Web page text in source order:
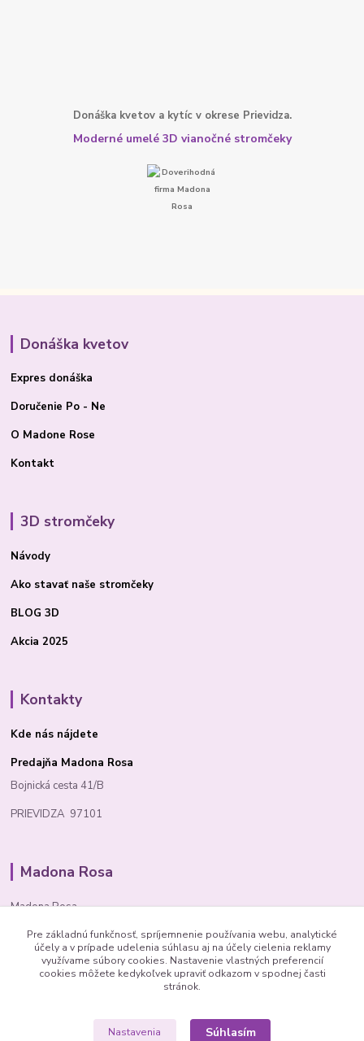
Donáška kvetov a kytíc v okrese Prievidza.
Moderné umelé 3D vianočné stromčeky
Donáška kvetov
Expres donáška
Doručenie Po - Ne
O Madone Rose
Kontakt
3D stromčeky
Návody
Ako stavať naše stromčeky
BLOG 3D
Akcia 2025
Kontakty
Kde nás nájdete
Predajňa Madona Rosa
Bojnická cesta 41/B
PRIEVIDZA 97101
Madona Rosa
Madona Rosa
Richard
+421 905 276 211
Pre základnú funkčnosť, spríjemnenie používania webu, analytické
účely a v prípade udelenia súhlasu aj na účely cielenia reklamy
využívame súbory cookies. Nastavenie vlastných preferencií
cookies môžete kedykoľvek upraviť odkazom v spodnej časti
stránok.
Nastavenia Súhlasím